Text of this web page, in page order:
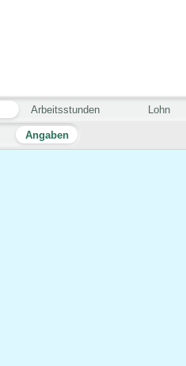
Angaben
Arbeitsstunden Lohn